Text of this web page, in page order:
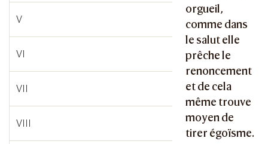
orgueil,
comme dans
le salut elle
prêche le
renoncement
et de cela
même trouve
moyen de
tirer égoïsme.
V
VI
VII
VIII